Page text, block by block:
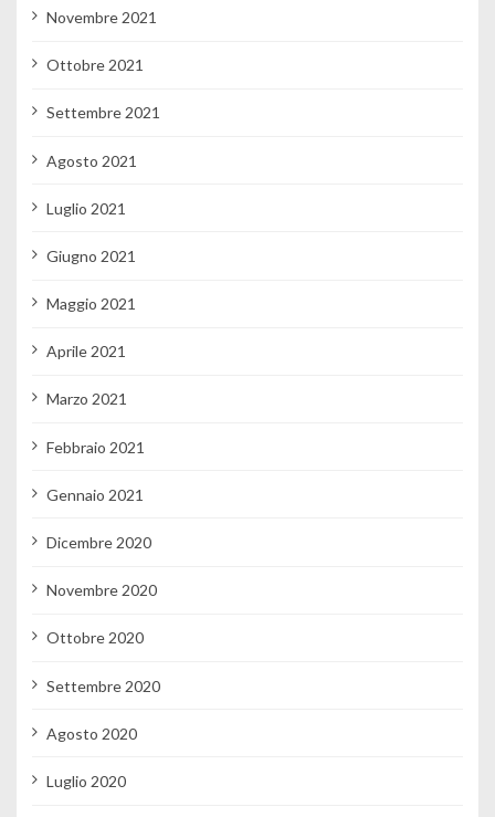
Novembre 2021
Ottobre 2021
Settembre 2021
Agosto 2021
Luglio 2021
Giugno 2021
Maggio 2021
Aprile 2021
Marzo 2021
Febbraio 2021
Gennaio 2021
Dicembre 2020
Novembre 2020
Ottobre 2020
Settembre 2020
Agosto 2020
Luglio 2020